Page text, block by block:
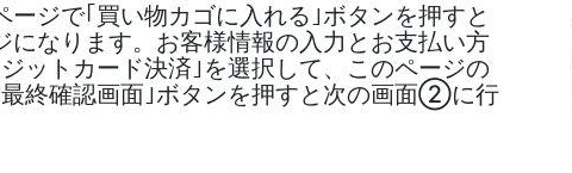
ージで｢買い物カゴに入れる｣ボタンを押すと
になります。お客様情報の入力とお支払い方
ットカード決済｣を選択して、このページの
終確認画面｣ボタンを押すと次の画面②に行